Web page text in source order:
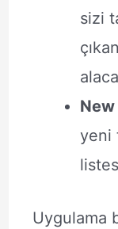
sizi
yeni
Uygulama